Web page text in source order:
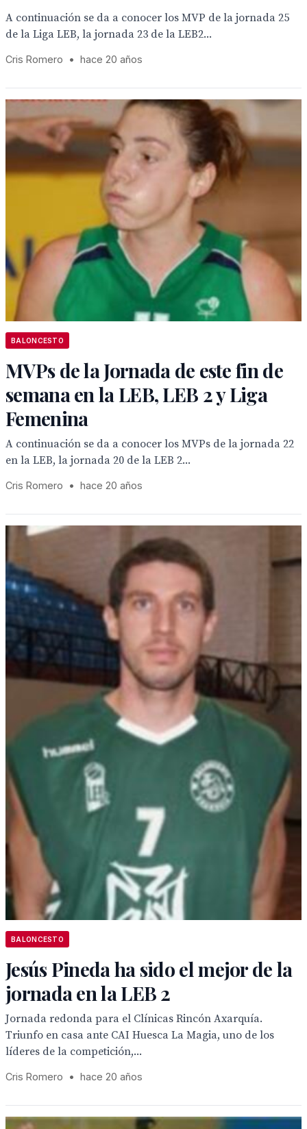
A continuación se da a conocer los MVP de la jornada 25
de la Liga LEB, la jornada 23 de la LEB2...
Cris Romero • hace 20 años
BALONCESTO
MVPs de la Jornada de este fin de
semana en la LEB, LEB 2 y Liga
Femenina
A continuación se da a conocer los MVPs de la jornada 22
en la LEB, la jornada 20 de la LEB 2...
Cris Romero • hace 20 años
BALONCESTO
Jesús Pineda ha sido el mejor de la
jornada en la LEB 2
Jornada redonda para el Clínicas Rincón Axarquía.
Triunfo en casa ante CAI Huesca La Magia, uno de los
líderes de la competición,...
Cris Romero • hace 20 años